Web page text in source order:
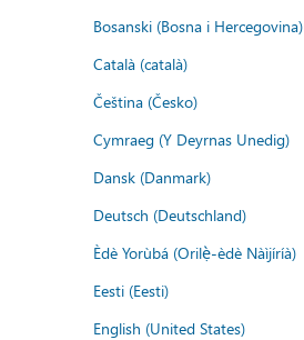
Bosanski (Bosna i Hercegovina)
Català (català)
Čeština (Česko)
Cymraeg (Y Deyrnas Unedig)
Dansk (Danmark)
Deutsch (Deutschland)
Èdè Yorùbá (Orilẹ̀-èdè Nàìjíríà)
Eesti (Eesti)
English (United States)